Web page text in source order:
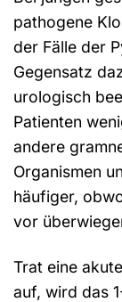
pathogene
der Fälle der
Gegensatz
urologisch
Patienten
andere
Organismen
häufiger,
vor
Trat eine
auf, wird das